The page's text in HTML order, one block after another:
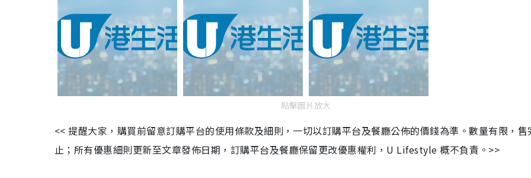
點擊圖片放大
<< 提醒大家，購買前留意訂購平台的使用條款及細則，一切以訂購平台及餐廳公佈的價錢為準。數量有限，售
止；所有優惠細則更新至文章發佈日期，訂購平台及餐廳保留更改優惠權利，U Lifestyle 概不負責。>>